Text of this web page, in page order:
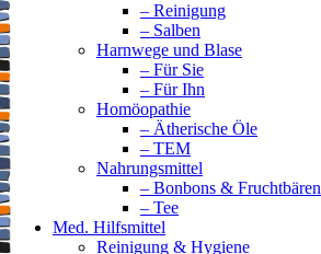
– Reinigung
– Salben
Harnwege und Blase
– Für Sie
– Für Ihn
Homöopathie
– Ätherische Öle
– TEM
Nahrungsmittel
– Bonbons & Fruchtbären
– Tee
Med. Hilfsmittel
Reinigung & Hygiene